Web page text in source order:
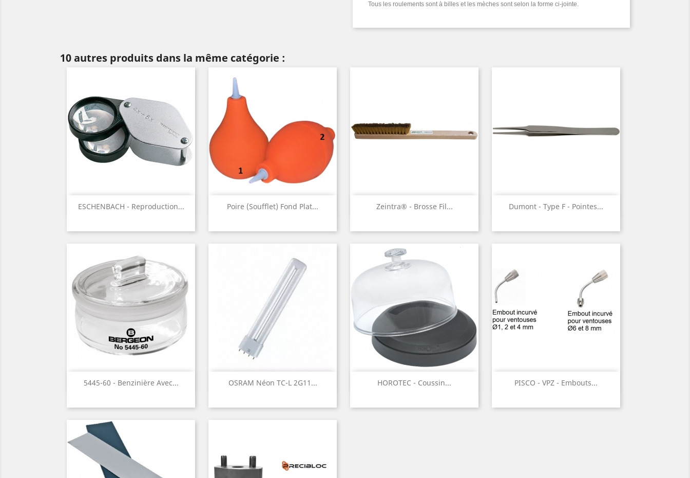
Tous les roulements sont à billes et les mèches sont selon la forme ci-jointe.
10 autres produits dans la même catégorie :
ESCHENBACH - Reproduction...
Aperçu rapide Poire (soufflet) Fond Plat...
Aperçu rapide Zeintra® - Brosse Fil...
Aperçu rapide Dumont - Type F - Pointes...
Aperçu rapide
5445-60 - Benzinière Avec...
Aperçu rapide OSRAM Néon TC-L 2G11...
Aperçu rapide HOROTEC - Coussin...
Aperçu rapide PISCO - VPZ - Embouts...
Aperçu rapide